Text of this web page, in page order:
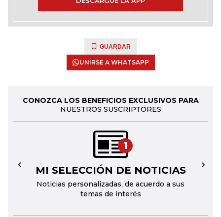
GUARDAR
UNIRSE A WHATSAPP
CONOZCA LOS BENEFICIOS EXCLUSIVOS PARA
NUESTROS SUSCRIPTORES
1
MI SELECCIÓN DE NOTICIAS
Noticias personalizadas, de acuerdo a sus
temas de interés
← →